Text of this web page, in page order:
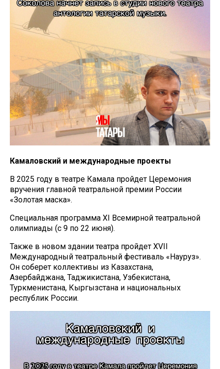
Камаловский и международные проекты
В 2025 году в театре Камала пройдет Церемония
вручения главной театральной премии России
«Золотая маска».
Специальная программа XI Всемирной театральной
олимпиады (с 9 по 22 июня).
Также в новом здании театра пройдет XVII
Международный театральный фестиваль «Науруз».
Он соберет коллективы из Казахстана,
Азербайджана, Таджикистана, Узбекистана,
Туркменистана, Кыргызстана и национальных
республик России.